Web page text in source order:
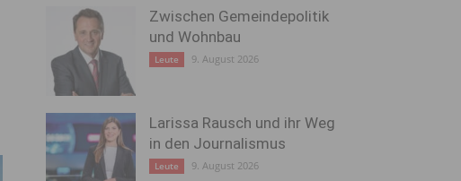
Zwischen Gemeindepolitik
und Wohnbau
Leute 9. August 2026
Larissa Rausch und ihr Weg
in den Journalismus
Leute 9. August 2026